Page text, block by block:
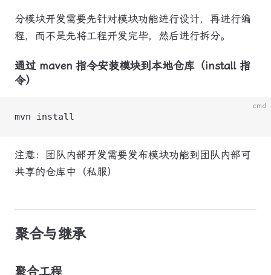
分模块开发需要先针对模块功能进行设计，再进行编
程，而不是先将工程开发完毕，然后进行拆分。
通过 maven 指令安装模块到本地仓库（install 指
令）
cmd
mvn install
注意：团队内部开发需要发布模块功能到团队内部可
共享的仓库中（私服）
聚合与继承
聚合工程